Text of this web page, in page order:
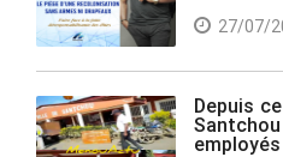
27/07/
Depuis